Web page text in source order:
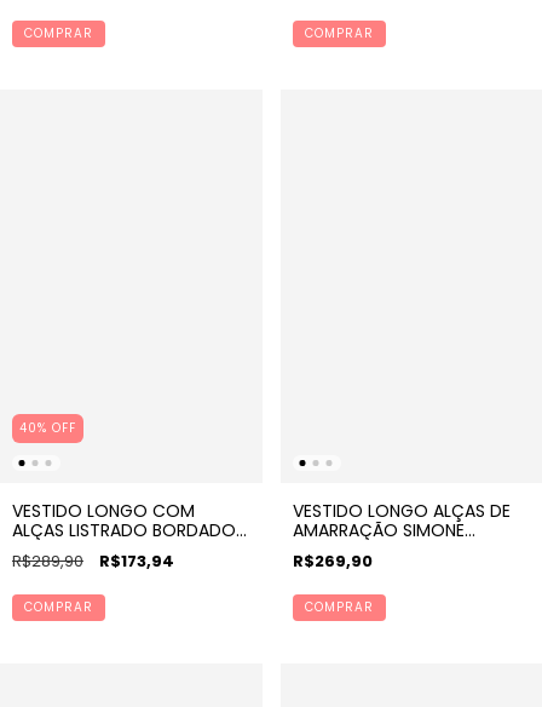
COMPRAR COMPRAR
40% OFF
VESTIDO LONGO COM
ALÇAS LISTRADO BORDADO
ALTER
R$289,90 R$173,94
COMPRAR
VESTIDO LONGO ALÇAS DE
AMARRAÇÃO SIMONE
ESTAMPA CORAZON
R$269,90
COMPRAR